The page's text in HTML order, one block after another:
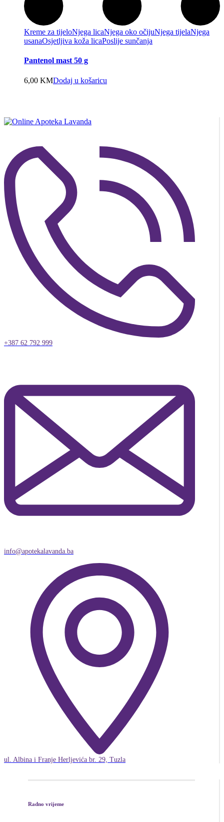
Kreme za tijeloNjega licaNjega oko očijuNjega tijelaNjega
usanaOsjetljiva koža licaPoslije sunčanja
Pantenol mast 50 g
6,00 KMDodaj u košaricu
+387 62 792 999
info@apotekalavanda.ba
ul. Albina i Franje Herljevića br. 29, Tuzla
Radno vrijeme